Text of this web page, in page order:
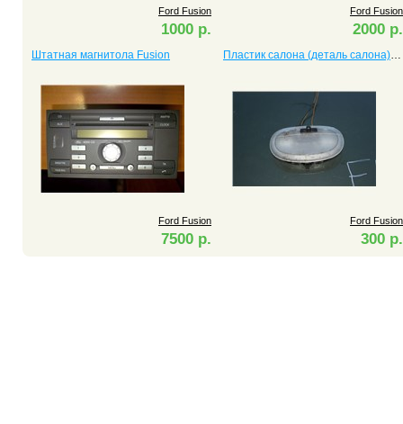
Ford Fusion
1000 р.
Ford Fusion
2000 р.
Штатная магнитола Fusion
Ford Fusion
7500 р.
Пластик салона (деталь салона) Fusion
Ford Fusion
300 р.